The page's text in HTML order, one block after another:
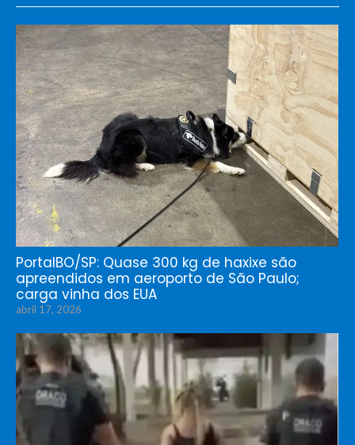
PortalBO/SP: Quase 300 kg de haxixe são
apreendidos em aeroporto de São Paulo;
carga vinha dos EUA
abril 17, 2026